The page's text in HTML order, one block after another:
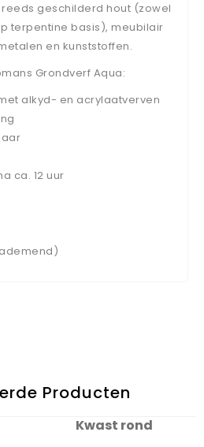
geschilderd hout (zowel
terpentine basis), meubilair
en kunststoffen.
Grondverf Aqua:
alkyd- en acrylaatverven
ca. 12 uur
Producten
Kwast rond